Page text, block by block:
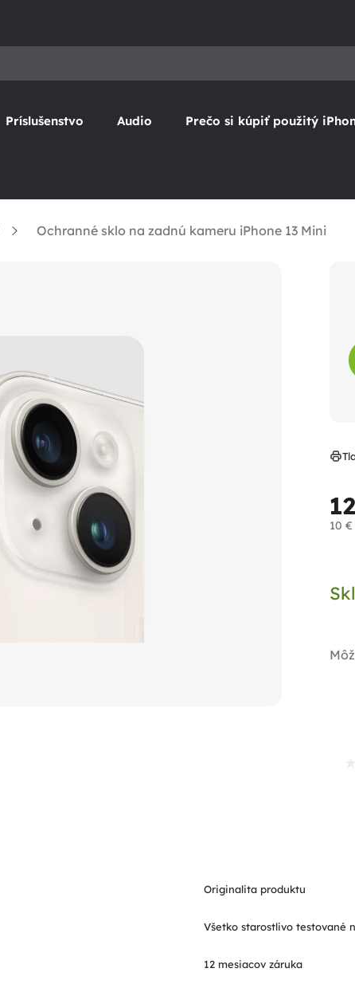
Príslušenstvo Audio Prečo si kúpiť použitý
Ochranné sklo na zadnú kameru iPhone 13 Mini
10
Originalita produktu
Všetko starostlivo testované
12 mesiacov záruka